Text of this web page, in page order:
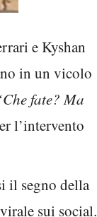
e Kyshan
in un vicolo
fate? Ma
l’intervento
il segno della
sui social.